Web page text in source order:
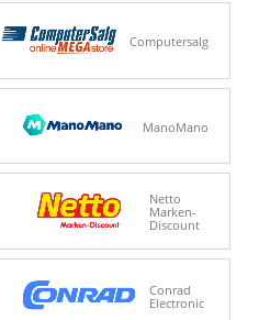
Computersalg
ManoMano
Netto
Marken-
Discount
Conrad
Electronic